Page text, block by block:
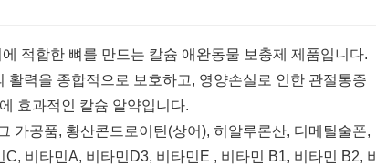
적합한 뼈를 만드는 칼슘 애완동물 보충제 제품입니다.
력을 종합적으로 보호하고, 영양손실로 인한 관절통증
효과적인 칼슘 알약입니다.
가공품, 황산콘드로이틴(상어), 히알루론산, 디메틸술폰,
비타민A, 비타민D3, 비타민E , 비타민 B1, 비타민 B2, 비